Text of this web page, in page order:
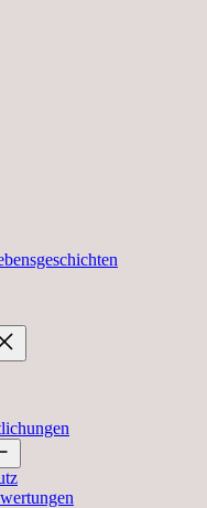
öffnen